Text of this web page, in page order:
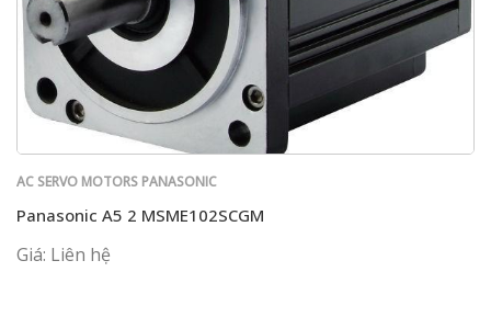
AC SERVO MOTORS PANASONIC
Panasonic A5 2 MSME102SCGM
Giá: Liên hệ